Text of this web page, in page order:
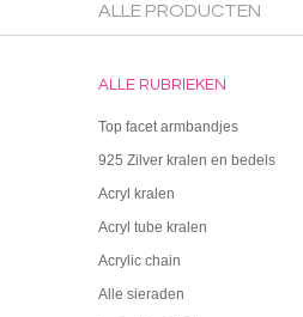
ALLE PRODUCTEN
ALLE RUBRIEKEN
Top facet armbandjes
925 Zilver kralen en bedels
Acryl kralen
Acryl tube kralen
Acrylic chain
Alle sieraden